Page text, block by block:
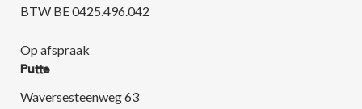
BTW BE 0425.496.042
Op afspraak
Putte
Waversesteenweg 63